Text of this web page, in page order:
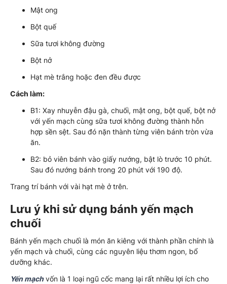
Mật ong
Bột quế
Sữa tươi không đường
Bột nở
Hạt mè trắng hoặc đen đều được
Cách làm:
B1: Xay nhuyễn đậu gà, chuối, mật ong, bột quế, bột nở
với yến mạch cùng sữa tươi không đường thành hỗn
hợp sền sệt. Sau đó nặn thành từng viên bánh tròn vừa
ăn.
B2: bỏ viên bánh vào giấy nướng, bật lò trước 10 phút.
Sau đó nướng bánh trong 20 phút với 190 độ.
Trang trí bánh với vài hạt mè ở trên.
Lưu ý khi sử dụng bánh yến mạch
chuối
Bánh yến mạch chuối là món ăn kiêng với thành phần chính là
yến mạch và chuối, cùng các nguyên liệu thơm ngon, bổ
dưỡng khác.
Yến mạchvốn là 1 loại ngũ cốc mang lại rất nhiều lợi ích cho